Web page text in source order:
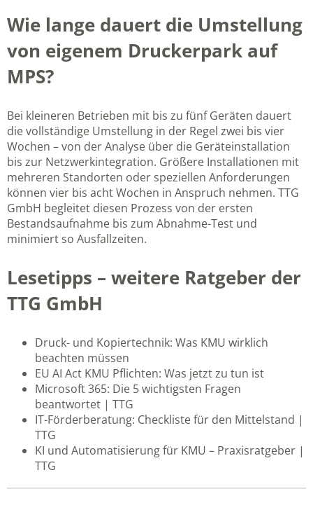
Wie lange dauert die Umstellung
von eigenem Druckerpark auf
MPS?
Bei kleineren Betrieben mit bis zu fünf Geräten dauert
die vollständige Umstellung in der Regel zwei bis vier
Wochen – von der Analyse über die Geräteinstallation
bis zur Netzwerkintegration. Größere Installationen mit
mehreren Standorten oder speziellen Anforderungen
können vier bis acht Wochen in Anspruch nehmen. TTG
GmbH begleitet diesen Prozess von der ersten
Bestandsaufnahme bis zum Abnahme-Test und
minimiert so Ausfallzeiten.
Lesetipps – weitere Ratgeber der
TTG GmbH
Druck- und Kopiertechnik: Was KMU wirklich
beachten müssen
EU AI Act KMU Pflichten: Was jetzt zu tun ist
Microsoft 365: Die 5 wichtigsten Fragen
beantwortet | TTG
IT-Förderberatung: Checkliste für den Mittelstand |
TTG
KI und Automatisierung für KMU – Praxisratgeber |
TTG